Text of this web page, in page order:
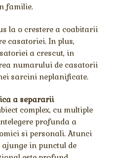
familie.
la o crestere a coabitarii
casatoriei. In plus,
a crescut, in
numarului de casatorii
sarcini neplanificate.
a separarii
complex, cu multiple
profunda a
si personali. Atunci
ajunge in punctul de